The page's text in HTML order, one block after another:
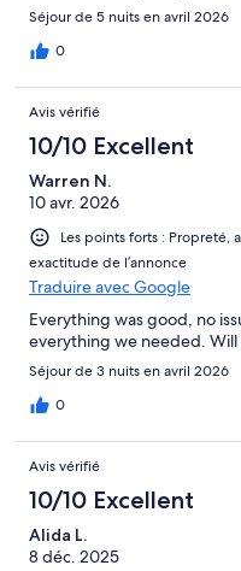
Séjour de 5 nuits en avril 2026
0
Avis vérifié
10/10 Excellent
Warren N.
10 avr. 2026
Les points forts :
exactitude de l’annonce
Traduire avec Google
Everything was good, no
everything we needed. Will
Séjour de 3 nuits en avril 2026
0
Avis vérifié
10/10 Excellent
Alida L.
8 déc. 2025